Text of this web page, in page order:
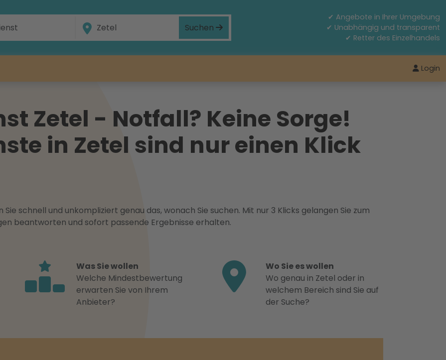
Suchen
✔ Angebote in Ihrer Umgebung
✔ Unabhängig und transparent
✔ Retter des Einzelhandels
Login
Zetel - Notfall? Keine Sorge!
in Zetel sind nur einen Klick
Sie schnell und unkompliziert genau das, wonach Sie suchen. Mit nur 3 Klicks gelangen Sie zum
beantworten und sofort passende Ergebnisse erhalten.
Was Sie wollen
Welche Mindestbewertung
erwarten Sie von Ihrem
Anbieter?
Wo Sie es wollen
Wo genau in Zetel oder in
welchem Bereich sind Sie auf
der Suche?